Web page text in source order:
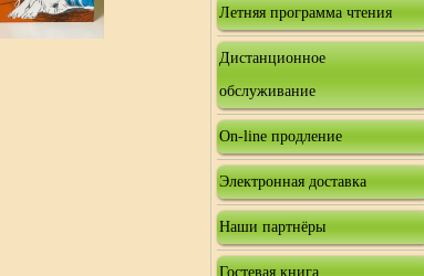
Летняя программа чтения
Дистанционное
обслуживание
On-line продление
Электронная доставка
Наши партнёры
Гостевая книга